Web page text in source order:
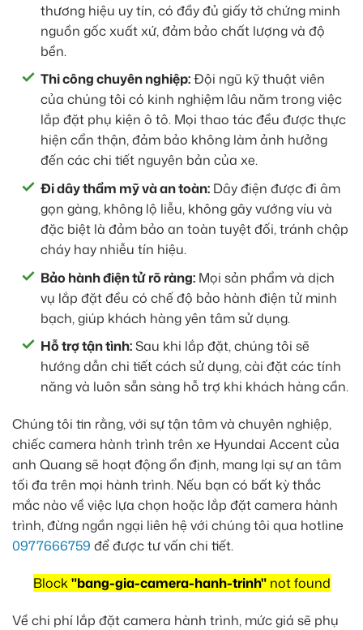
thương hiệu uy tín, có đầy đủ giấy tờ chứng minh
nguồn gốc xuất xứ, đảm bảo chất lượng và độ
bền.
Thi công chuyên nghiệp:Đội ngũ kỹ thuật viên
của chúng tôi có kinh nghiệm lâu năm trong việc
lắp đặt phụ kiện ô tô. Mọi thao tác đều được thực
hiện cẩn thận, đảm bảo không làm ảnh hưởng
đến các chi tiết nguyên bản của xe.
Đi dây thẩm mỹ và an toàn: Dây điện được đi âm
gọn gàng, không lộ liễu, không gây vướng víu và
đặc biệt là đảm bảo an toàn tuyệt đối, tránh chập
cháy hay nhiễu tín hiệu.
Bảo hành điện tử rõ ràng: Mọi sản phẩm và dịch
vụ lắp đặt đều có chế độ bảo hành điện tử minh
bạch, giúp khách hàng yên tâm sử dụng.
Hỗ trợ tận tình:Sau khi lắp đặt, chúng tôi sẽ
hướng dẫn chi tiết cách sử dụng, cài đặt các tính
năng và luôn sẵn sàng hỗ trợ khi khách hàng cần.
Chúng tôi tin rằng, với sự tận tâm và chuyên nghiệp,
chiếc camera hành trình trên xe Hyundai Accent của
anh Quang sẽ hoạt động ổn định, mang lại sự an tâm
tối đa trên mọi hành trình. Nếu bạn có bất kỳ thắc
mắc nào về việc lựa chọn hoặc lắp đặt camera hành
trình, đừng ngần ngại liên hệ với chúng tôi qua hotline
0977666759 để được tư vấn chi tiết.
Block"bang-gia-camera-hanh-trinh"not found
Về chi phí lắp đặt camera hành trình, mức giá sẽ phụ